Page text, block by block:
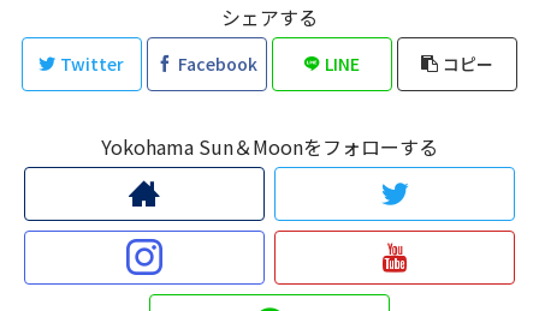
シェアする
Twitter Facebook LINE コピー
Yokohama Sun＆Moonをフォローする